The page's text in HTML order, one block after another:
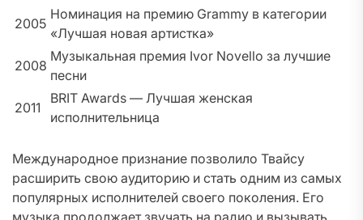
2005
Номинация на премию Grammy в категории
«Лучшая новая артистка»
2008
Музыкальная премия Ivor Novello за лучшие
песни
2011
BRIT Awards — Лучшая женская
исполнительница
Международное признание позволило Твайсу
расширить свою аудиторию и стать одним из самых
популярных исполнителей своего поколения. Его
музыка продолжает звучать на радио и вызывать